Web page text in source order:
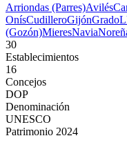
Arriondas (Parres)Avilés
OnísCudilleroGijónGrado
(Gozón)MieresNavia
30
Establecimientos
16
Concejos
DOP
Denominación
UNESCO
Patrimonio 2024